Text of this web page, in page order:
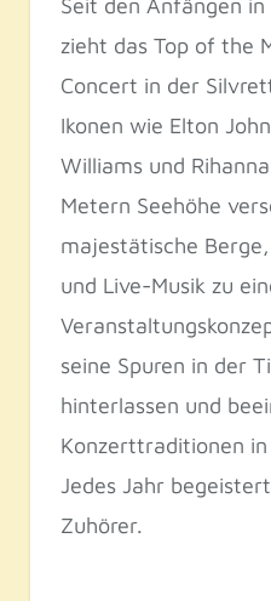
Seit den Anfängen
zieht das Top of the
Concert in der
Ikonen wie Elton
Williams und
Metern Seehöhe
majestätische
und Live-Musik zu
seine Spuren in der
hinterlassen und
Konzerttraditionen
Jedes Jahr
Zuhörer.